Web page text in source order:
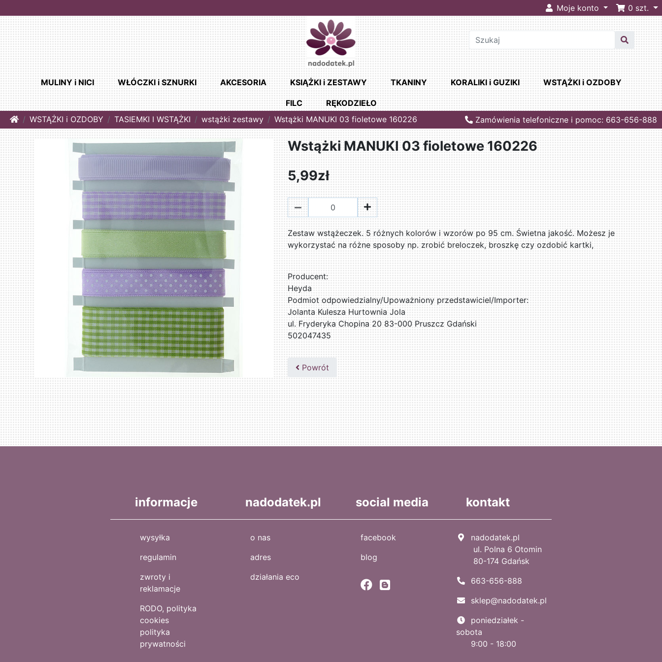
Moje konto 0 szt.
MULINY i NICI WŁÓCZKI i SZNURKI AKCESORIA KSIĄŻKI i ZESTAWY TKANINY KORALIKI i GUZIKI WSTĄŻKI i OZDOBY
FILC
RĘKODZIEŁO
HomeWSTĄŻKI i OZDOBY TASIEMKI I WSTĄŻKI wstążki zestawy Wstążki MANUKI 03 fioletowe 160226 Zamówienia telefoniczne i pomoc: 663-656-888
Wstążki MANUKI 03 fioletowe 160226
5,99zł
Zestaw wstążeczek. 5 różnych kolorów i wzorów po 95 cm. Świetna jakość. Możesz je
wykorzystać na różne sposoby np. zrobić breloczek, broszkę czy ozdobić kartki,
Producent:
Heyda
Podmiot odpowiedzialny/Upoważniony przedstawiciel/Importer:
Jolanta Kulesza Hurtownia Jola
ul. Fryderyka Chopina 20 83-000 Pruszcz Gdański
502047435
Powrót
informacje
wysyłka
regulamin
zwroty i
reklamacje
RODO, polityka
cookies
polityka
prywatności
nadodatek.pl
o nas
adres
działania eco
social media
facebook
blog
kontakt
nadodatek.pl
ul. Polna 6 Otomin
80-174 Gdańsk
663-656-888
sklep@nadodatek.pl
poniedziałek -
sobota
9:00 - 18:00